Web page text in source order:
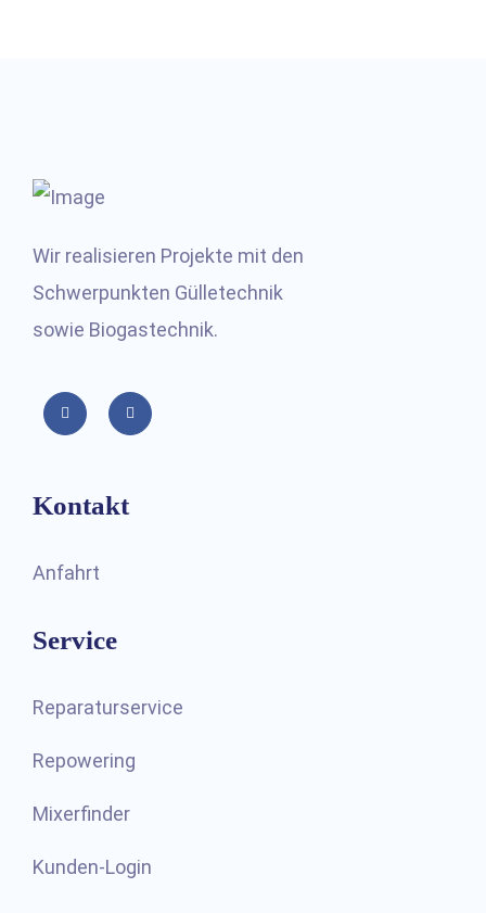
Wir realisieren Projekte mit den
Schwerpunkten Gülletechnik
sowie Biogastechnik.
YouTube Facebook
Service
Reparaturservice
Repowering
Mixerfinder
Kunden-Login
Kontakt
Anfahrt